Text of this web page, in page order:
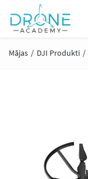
Mājas / DJI Produkti /